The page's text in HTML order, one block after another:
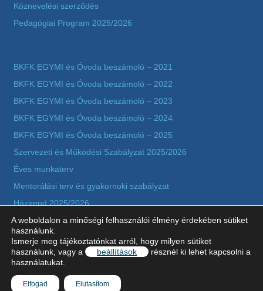
Köznevelési szerződés
Pedagógiai Program 2025/2026
BKFK EGYMI és Óvoda beszámoló – 2021
BKFK EGYMI és Óvoda beszámoló – 2022
BKFK EGYMI és Óvoda beszámoló – 2023
BKFK EGYMI és Óvoda beszámoló – 2024
BKFK EGYMI és Óvoda beszámoló – 2025
Szervezeti és Működési Szabályzat 2025/2026
Éves munkaterv
Mentorálási terv és gyakornoki szabályzat
Házirend 2025/2026
Adatkezelési tájékoztató szerződésekkel kapcsolatos
adatkezeléshez
Képzések értékelése 2025-2026
A weboldalon a minőségi felhasználói élmény érdekében sütiket
használunk.
Ismerje meg tájékoztatónkat arról, hogy milyen sütiket
használunk, vagy a
beállítások
résznél ki lehet kapcsolni a
használatukat.
Elfogad Elutasítom